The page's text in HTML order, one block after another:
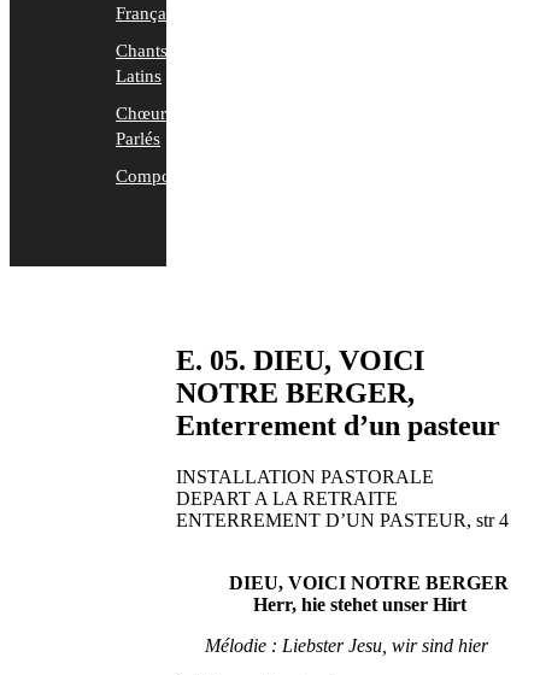
E. 05. DIEU, VOICI
NOTRE BERGER,
Enterrement d’un pasteur
INSTALLATION PASTORALE
DEPART A LA RETRAITE
ENTERREMENT D’UN PASTEUR, str 4
DIEU, VOICI NOTRE BERGER
Herr, hie stehet unser Hirt
Mélodie : Liebster Jesu, wir sind hier
Français
Chants
Latins
Chœurs
Parlés
Compositions